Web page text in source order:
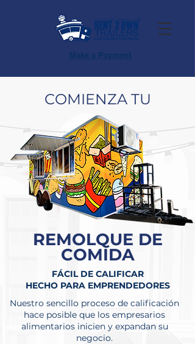
Make a Payment
COMIENZA TU
REMOLQUE DE
COMIDA
FÁCIL DE CALIFICAR
HECHO PARA EMPRENDEDORES
Nuestro sencillo proceso de calificación
hace posible que los empresarios
alimentarios inicien y expandan su
negocio.